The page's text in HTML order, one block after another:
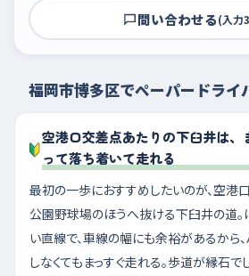
問い合わせる(入力
福岡市博多区でペーパードラ
空港口交差点あたりの下臼井は、
って落ち着いて走れる
最初の一歩におすすめしたいのが、空港
公園野球場のほうへ抜ける下臼井の道
い直線で、車線の幅にも余裕があるから
しなくてもまっすぐ走れる。歩道が縁石